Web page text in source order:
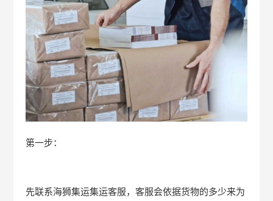
第一步：
先联系海狮集运集运客服，客服会依据货物的多少来为